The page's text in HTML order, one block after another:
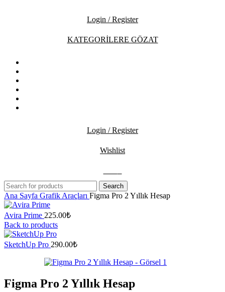
Login / Register
KATEGORİLERE GÖZAT
Login / Register
Wishlist
Search
Ana Sayfa Grafik Araçları Figma Pro 2 Yıllık Hesap
Avira Prime 225.00₺
Back to products
SketchUp Pro 290.00₺
Figma Pro 2 Yıllık Hesap